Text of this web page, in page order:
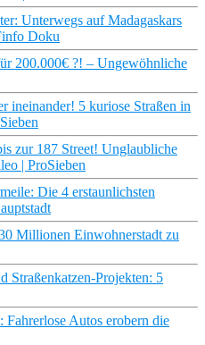
Unterwegs auf Madagaskars
Doku
200.000€ ?! – Ungewöhnliche
ineinander! 5 kuriose Straßen in
zur 187 Street! Unglaubliche
| ProSieben
Die 4 erstaunlichsten
Millionen Einwohnerstadt zu
Straßenkatzen-Projekten: 5
Autos erobern die